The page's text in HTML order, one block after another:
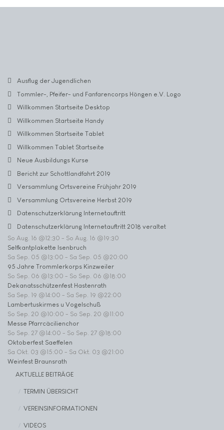
Ausflug der Jugendlichen
Tommler-, Pfeifer- und Fanfarencorps Höngen e.V. Logo
Willkommen Startseite Desktop
Willkommen Startseite Handy
Willkommen Startseite Tablet
Willkommen Tablet Startseite
Neue Ausbildungs Kurse
Bericht zur Schottlandfahrt 2019
Versammlung Ortsvereine Frühjahr 2019
Versammlung Ortsvereine Herbst 2019
Datenschutzerklärung Internetauftritt
Datenschutzerklärung Internetauftritt 2018 veraltet
So Aug. 16 @12:30 - So Aug. 16 @19:30
Selfkantplakette Isenbruch
Sa Sep. 05 @13:00 - Sa Sep. 05 @20:00
95 Jahre Trommlerkorps Kinzweiler
So Sep. 06 @13:00 - So Sep. 06 @18:00
Dekanatsschützenfest Hastenrath
Sa Sep. 19 @14:00 - Sa Sep. 19 @22:00
Lambertuskirmes u Vogelschuß
So Sep. 20 @10:00 - So Sep. 20 @11:00
Messe Pfarrcäcilienchor
So Sep. 27 @14:00 - So Sep. 27 @18:00
Oktoberfest Saeffelen
Sa Okt. 03 @15:00 - Sa Okt. 03 @21:00
Weinfest Braunsrath
AKTUELLE BEITRÄGE
TERMIN ÜBERSICHT
VEREINSINFORMATIONEN
VIDEOS